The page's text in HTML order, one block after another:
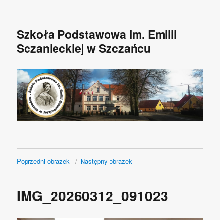
Szkoła Podstawowa im. Emilii
Sczanieckiej w Szczańcu
Poprzedni obrazek Następny obrazek
IMG_20260312_091023